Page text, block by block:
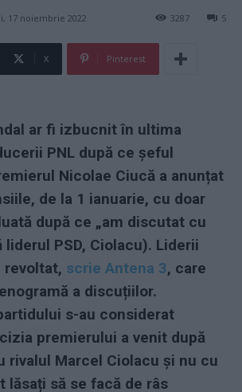
17 noiembrie 2022 5
3287
X Pinterest
ar fi izbucnit în ultima
PNL după ce șeful
Nicolae Ciucă a anunțat
de la 1 ianuarie, cu doar
după ce „am discutat cu
liderul PSD, Ciolacu). Liderii
revoltat, scrie Antena 3, care
a discuțiilor.
s-au considerat
premierului a venit după
rivalul Marcel Ciolacu și nu cu
lăsați să se facă de râs